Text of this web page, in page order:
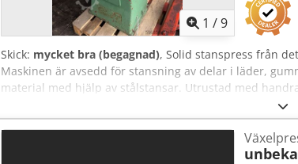
1 /9
Skick: mycket bra (begagnad), Solid stanspress från
Maskinen är avsedd för stansning av delar i läder,
material med hjälp av stålstansar. Utrustad med
gjutjärnskonstruktionen ger stabilitet och lång
Modell: G777E Serienummer: 6218 Motoreffekt: 220 /
Justerbar arbetshöjd Crodpfxszgg Sqe Anijf Stabil
maskin i gott visuellt skick. Skicket framgår av bilderna.